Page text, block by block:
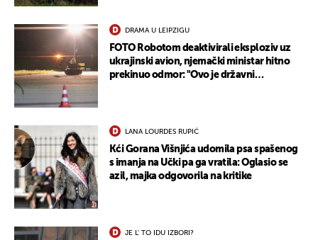
DRAMA U LEIPZIGU
FOTO Robotom deaktivirali eksploziv uz
ukrajinski avion, njemački ministar hitno
prekinuo odmor: "Ovo je državni
LANA LOURDES RUPIĆ
Kći Gorana Višnjića udomila psa spašenog
s imanja na Učki pa ga vratila: Oglasio se
azil, majka odgovorila na kritike
JE L' TO IDU IZBORI?